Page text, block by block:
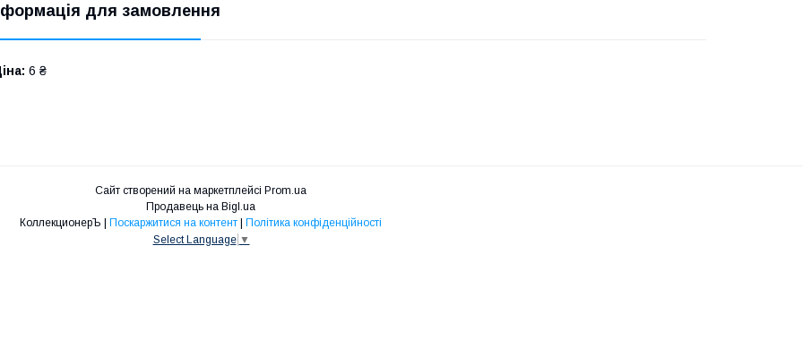
для замовлення
6 ₴
Сайт створений на маркетплейсі Prom.ua
Продавець на Bigl.ua
Поскаржитися на контент
Політика конфіденційності
Select Language ▼